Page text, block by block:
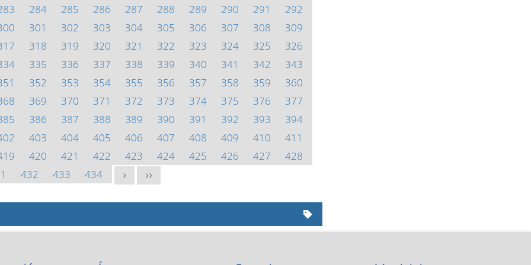
284 285 286 287 288 289 290 291
292
301 302 303 304 305 306 307 308
309
318 319 320 321 322 323 324 325
326
335 336 337 338 339 340 341 342
343
352 353 354 355 356 357 358 359
360
369 370 371 372 373 374 375 376
377
386 387 388 389 390 391 392 393
394
403 404 405 406 407 408 409 410
411
420 421 422 423 424 425 426 427
428
432 433 434 > >>